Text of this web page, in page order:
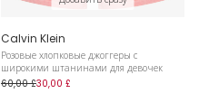
Calvin Klein
Розовые хлопковые джоггеры с
широкими штанинами для девочек
60,00 £30,00 £